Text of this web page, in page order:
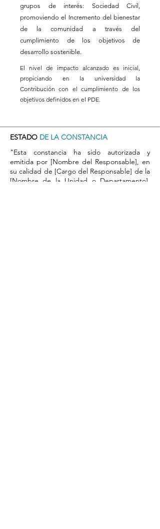
grupos de interés: Sociedad Civil,
promoviendo el Incremento del bienestar
de la comunidad a través del
cumplimiento de los objetivos de
desarrollo sostenible.
El nivel de impacto alcanzado es inicial,
propiciando en la universidad la
Contribución con el cumplimiento de los
objetivos definidos en el PDE.
ESTADO DE LA CONSTANCIA
"Esta constancia ha sido autorizada y
emitida por [Nombre del Responsable], en
su calidad de [Cargo del Responsable] de la
[Nombre de la Unidad o Departamento],